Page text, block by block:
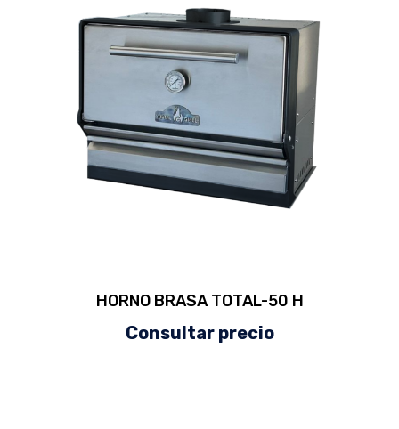
HORNO BRASA TOTAL-50 H
Consultar precio